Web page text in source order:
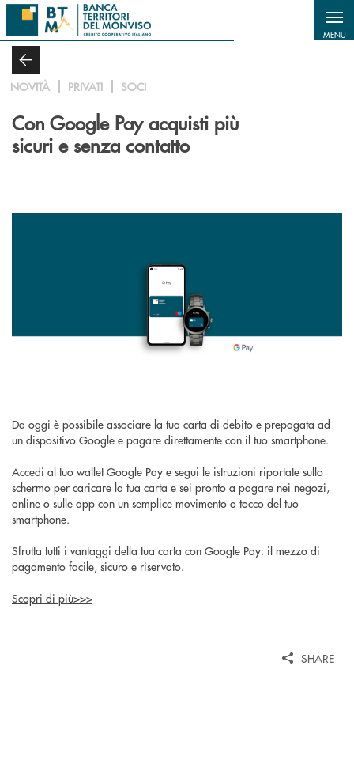
Salta al contenuto principale
MENU
NOVITÀ PRIVATI SOCI
Con Google Pay acquisti più
sicuri e senza contatto
Da oggi è possibile associare la tua carta di debito e prepagata ad
un dispositivo Google e pagare direttamente con il tuo smartphone.
Accedi al tuo wallet Google Pay e segui le istruzioni riportate sullo
schermo per caricare la tua carta e sei pronto a pagare nei negozi,
online o sulle app con un semplice movimento o tocco del tuo
smartphone.
Sfrutta tutti i vantaggi della tua carta con Google Pay: il mezzo di
pagamento facile, sicuro e riservato.
Scopri di più>>>
SHARE